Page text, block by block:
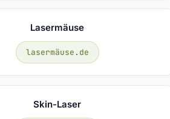
Lasermäuse
lasermäuse.de
Skin-Laser